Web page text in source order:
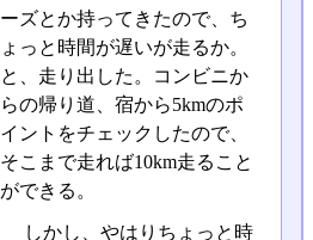
ーズとか持ってきたので、ち
ょっと時間が遅いが走るか。
と、走り出した。コンビニか
らの帰り道、宿から5kmのポ
イントをチェックしたので、
そこまで走れば10km走ること
ができる。
しかし、やはりちょっと時